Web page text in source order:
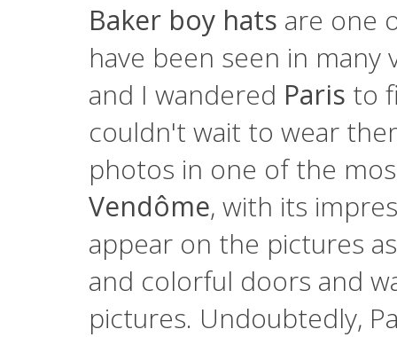
Baker boy hats are one
have been seen in
and I wandered Paris to
couldn't wait to wear
photos in one of the
Vendôme, with its
appear on the pictures
and colorful doors and
pictures. Undoubtedly,